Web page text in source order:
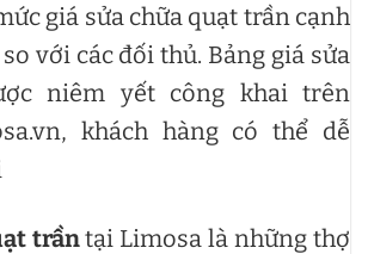
giá sửa chữa quạt trần cạnh
với các đối thủ. Bảng giá sửa
niêm yết công khai trên
khách hàng có thể dễ
trầntại Limosa là những thợ